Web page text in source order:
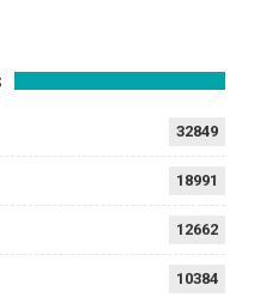
32849
18991
12662
10384